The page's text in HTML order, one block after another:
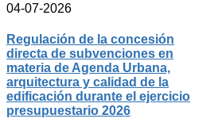
04-07-2026
Regulación de la concesión
directa de subvenciones en
materia de Agenda Urbana,
arquitectura y calidad de la
edificación durante el ejercicio
presupuestario 2026